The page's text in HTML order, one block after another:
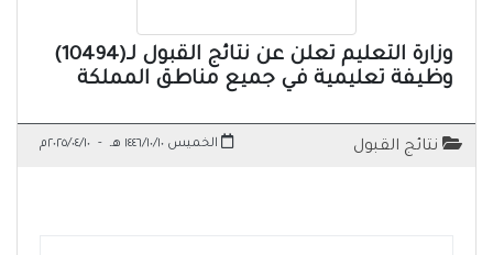
وزارة التعليم تعلن عن نتائج القبول لـ(10494)
وظيفة تعليمية في جميع مناطق المملكة
نتائج القبول الخميس ١٤٤٦/١٠/١٠ هـ - ٢٠٢٥/٠٤/١٠م